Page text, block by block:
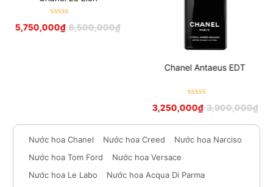
hạng 5sao
6,500,000₫
5,750,000₫
Chanel Antaeus EDT
hạng 5sao
3,900,000₫
3,250,000₫
Nước hoa Chanel Nước hoa Creed
Nước hoa Narciso
Nước hoa Tom Ford
Nước hoa Versace
Nước hoa Le Labo
Nước hoa Acqua Di Parma